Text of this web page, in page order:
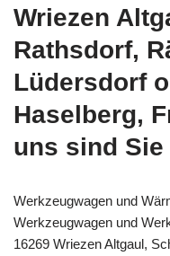
Wriezen
Rathsdorf,
Lüdersdorf
Haselberg,
uns sind
Werkzeugwagen und
Werkzeugwagen und
16269 Wriezen Altgaul,